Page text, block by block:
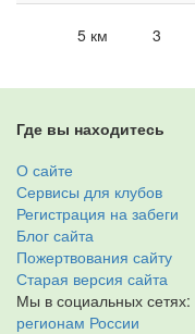
5 км 3
Где вы находитесь
О сайте
Сервисы для клубов
Регистрация на забеги
Блог сайта
Пожертвования сайту
Старая версия сайта
Мы в социальных сетях:
регионам России